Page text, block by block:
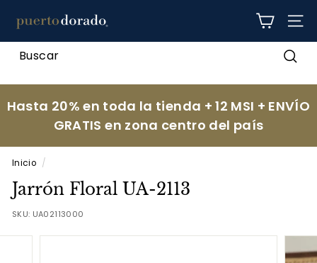
directamente
contenido
p
u
e
r
t
o
r
a
d
o
Hasta 20% en toda la tienda + 12 MSI + ENVÍO
GRATIS en zona centro del país
Inicio /
Jarrón Floral UA-2113
SKU: UA02113000